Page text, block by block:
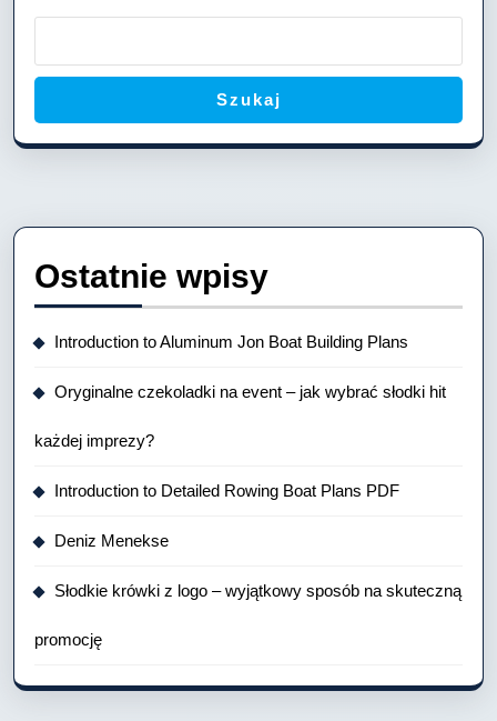
Szukaj
Ostatnie wpisy
Introduction to Aluminum Jon Boat Building Plans
Oryginalne czekoladki na event – jak wybrać słodki hit
każdej imprezy?
Introduction to Detailed Rowing Boat Plans PDF
Deniz Menekse
Słodkie krówki z logo – wyjątkowy sposób na skuteczną
promocję